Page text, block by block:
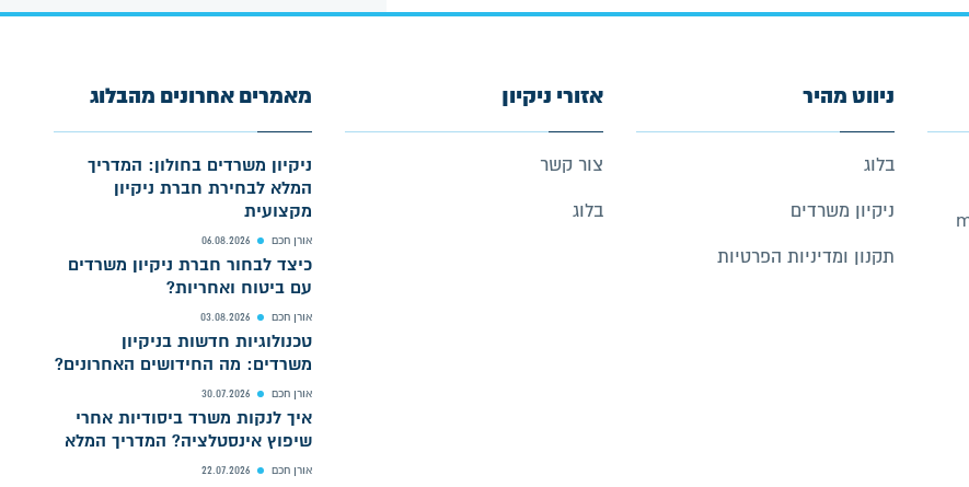
ניווט מהיר
בלוג
ניקיון משרדים
תקנון ומדיניות הפרטיות
אזורי ניקיון
צור קשר
בלוג
מאמרים אחרונים מהבלוג
ניקיון משרדים בחולון: המדריך
המלא לבחירת חברת ניקיון
מקצועית
אורן חכם 06.08.2026
כיצד לבחור חברת ניקיון משרדים
עם ביטוח ואחריות?
אורן חכם 03.08.2026
טכנולוגיות חדשות בניקיון
משרדים: מה החידושים האחרונים?
אורן חכם 30.07.2026
איך לנקות משרד ביסודיות אחרי
שיפוץ אינסטלציה? המדריך המלא
אורן חכם 22.07.2026